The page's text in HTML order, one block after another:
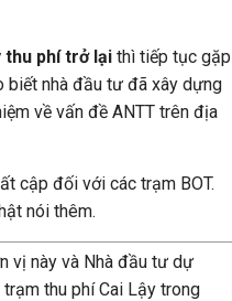
thu phí trở lại thì tiếp tục gặp
biết nhà đầu tư đã xây dựng
về vấn đề ANTT trên địa
cập đối với các trạm BOT.
nói thêm.
vị này và Nhà đầu tư dự
thu phí Cai Lậy trong